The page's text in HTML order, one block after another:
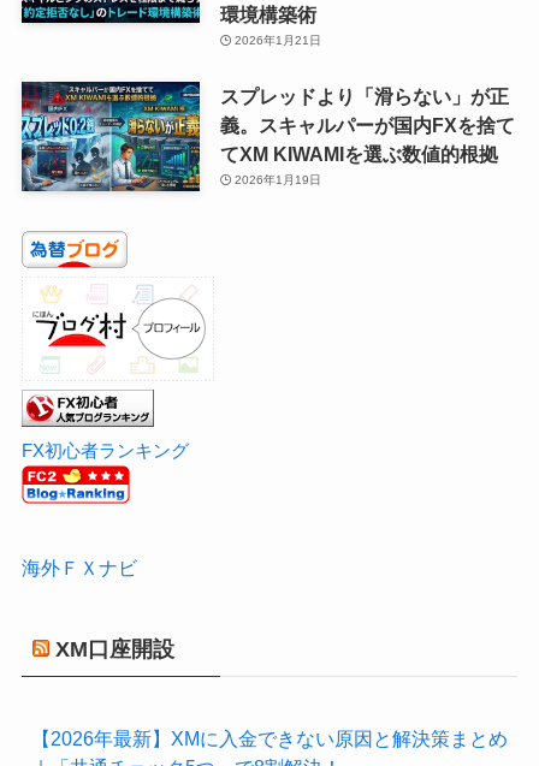
環境構築術
2026年1月21日
スプレッドより「滑らない」が正
義。スキャルパーが国内FXを捨て
てXM KIWAMIを選ぶ数値的根拠
2026年1月19日
FX初心者ランキング
海外ＦＸナビ
XM口座開設
【2026年最新】XMに入金できない原因と解決策まとめ